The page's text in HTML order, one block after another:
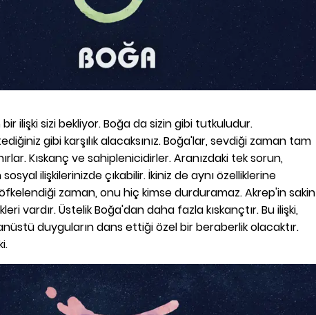
ilişki sizi bekliyor. Boğa da sizin gibi tutkuludur.
gibi karşılık alacaksınız. Boğa'lar, sevdiği zaman tam
Kıskanç ve sahiplenicidirler. Aranızdaki tek sorun,
ilişkilerinizde çıkabilir. İkiniz de aynı özelliklerine
zaman, onu hiç kimse durduramaz. Akrep'in sakin
vardır. Üstelik Boğa'dan daha fazla kıskançtır. Bu ilişki,
duyguların dans ettiği özel bir beraberlik olacaktır.